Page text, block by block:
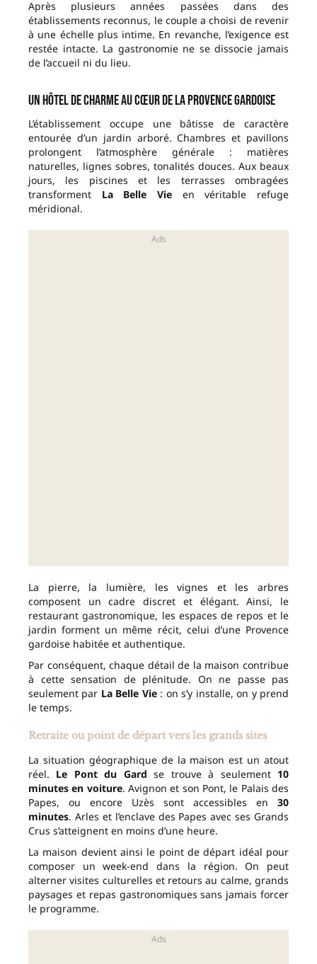
Après plusieurs années passées dans des
établissements reconnus, le couple a choisi de revenir
à une échelle plus intime. En revanche, l’exigence est
restée intacte. La gastronomie ne se dissocie jamais
de l’accueil ni du lieu.
Un hôtel de charme au cœur de la Provence gardoise
L’établissement occupe une bâtisse de caractère
entourée d’un jardin arboré. Chambres et pavillons
prolongent l’atmosphère générale : matières
naturelles, lignes sobres, tonalités douces. Aux beaux
jours, les piscines et les terrasses ombragées
transforment La Belle Vie en véritable refuge
méridional.
La pierre, la lumière, les vignes et les arbres
composent un cadre discret et élégant. Ainsi, le
restaurant gastronomique, les espaces de repos et le
jardin forment un même récit, celui d’une Provence
gardoise habitée et authentique.
Par conséquent, chaque détail de la maison contribue
à cette sensation de plénitude. On ne passe pas
seulement par La Belle Vie: on s’y installe, on y prend
le temps.
Retraite ou point de départ vers les grands sites
La situation géographique de la maison est un atout
réel. Le Pont du Gard se trouve à seulement 10
minutes en voiture. Avignon et son Pont, le Palais des
Papes, ou encore Uzès sont accessibles en 30
minutes. Arles et l’enclave des Papes avec ses Grands
Crus s’atteignent en moins d’une heure.
La maison devient ainsi le point de départ idéal pour
composer un week-end dans la région. On peut
alterner visites culturelles et retours au calme, grands
paysages et repas gastronomiques sans jamais forcer
le programme.